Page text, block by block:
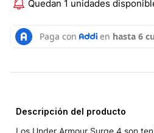
Quedan 1 unidades
Descripción del producto
Los Under Armour Surge 4 son